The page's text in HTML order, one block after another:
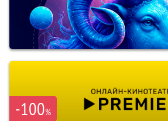
-100%